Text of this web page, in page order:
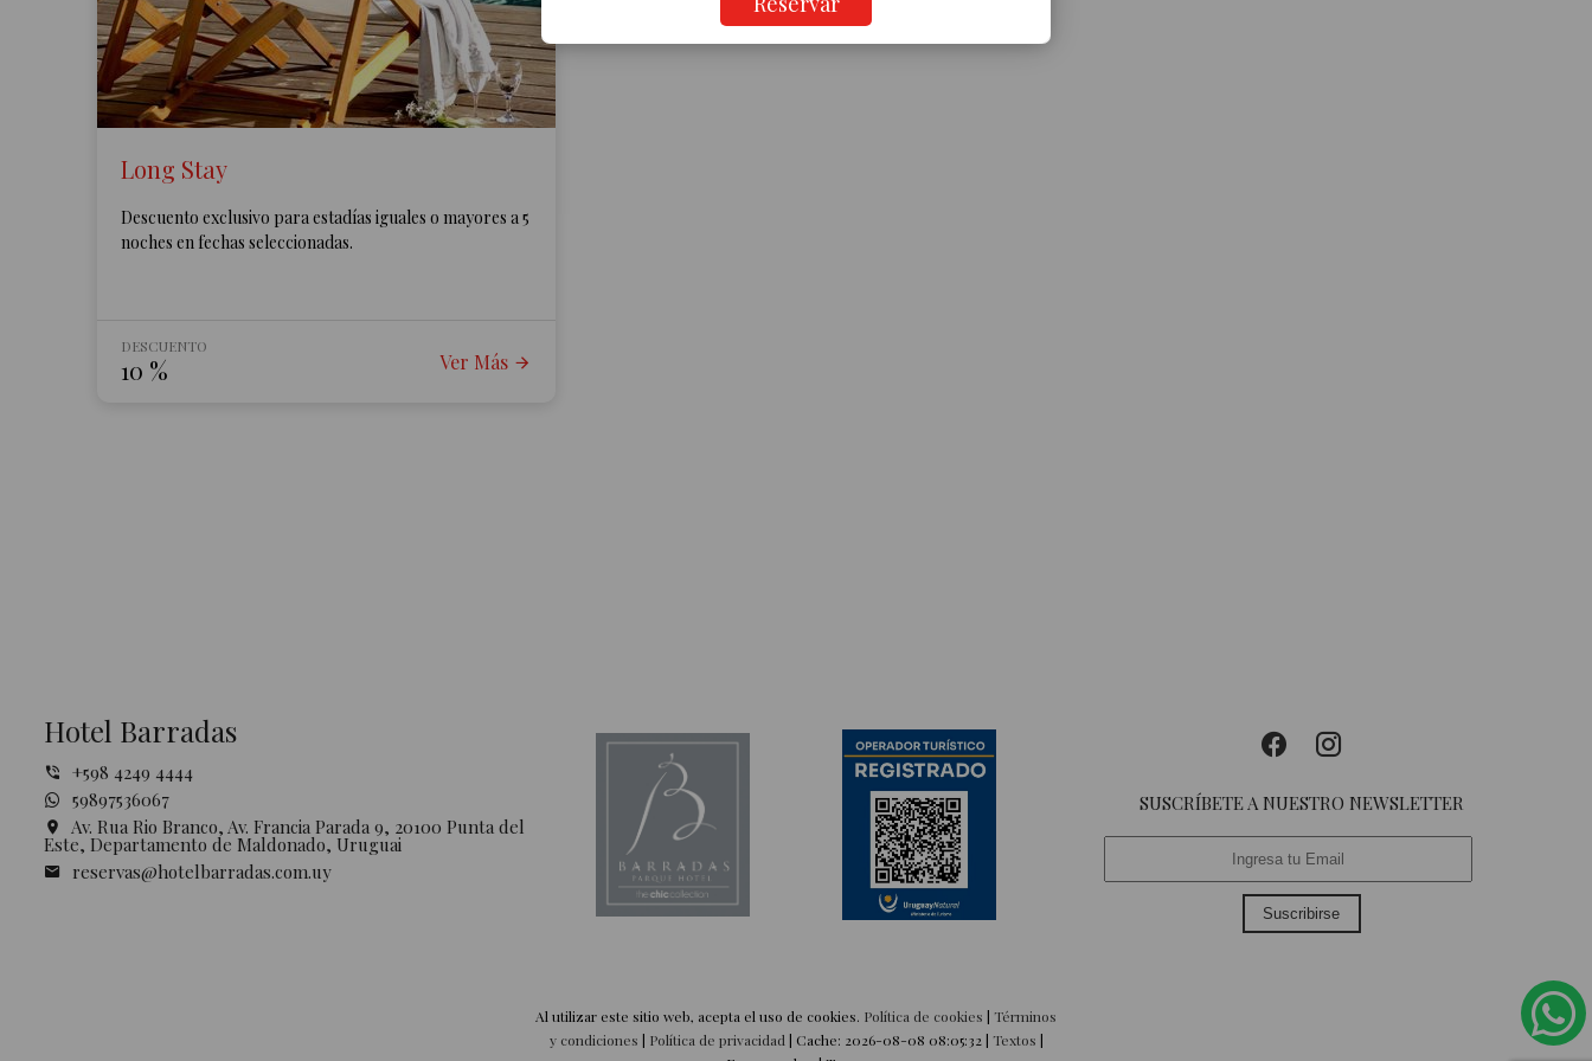
Long Stay
Descuento exclusivo para estadías iguales o mayores a 5
noches en fechas seleccionadas.
DESCUENTO
10 % Ver Más
Hotel Barradas
+598 4249 4444
59897536067
Av. Rua Rio Branco, Av. Francia Parada 9, 20100 Punta del
Este, Departamento de Maldonado, Uruguai
reservas@hotelbarradas.com.uy
SUSCRÍBETE A NUESTRO NEWSLETTER
Suscribirse
Al utilizar este sitio web, acepta el uso de cookies. Política de cookies | Términos
y condiciones | Política de privacidad | Cache: 2026-08-08 08:05:32 | Textos |